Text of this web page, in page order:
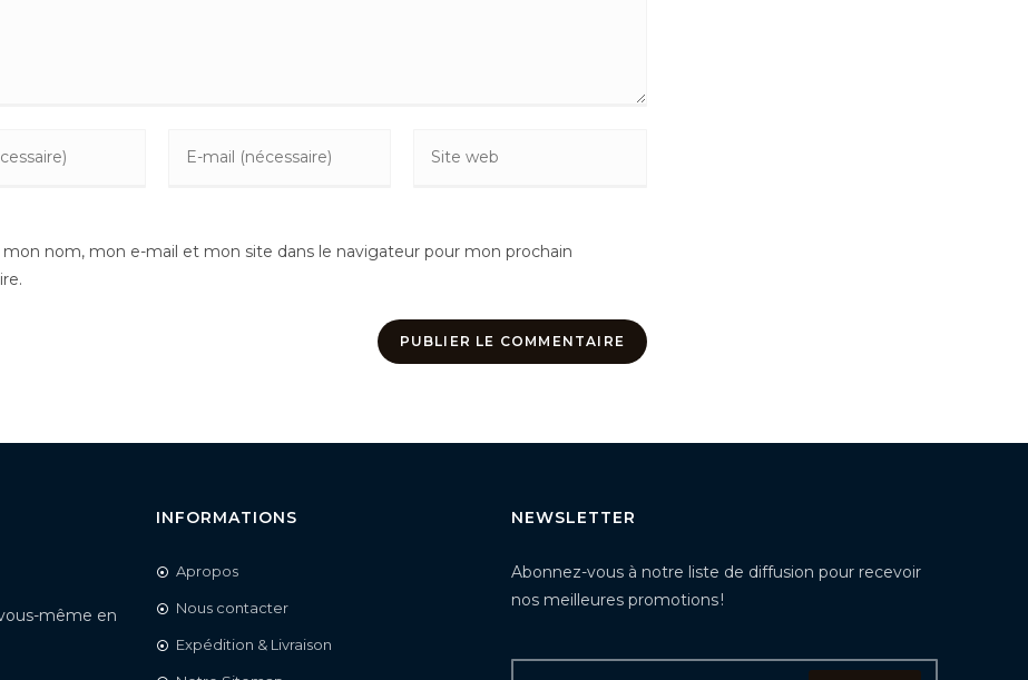
mon nom, mon e-mail et mon site dans le navigateur pour mon prochain
même en
INFORMATIONS
Apropos
Nous contacter
Expédition & Livraison
NEWSLETTER
Abonnez-vous à notre liste de diffusion pour recevoir
nos meilleures promotions !